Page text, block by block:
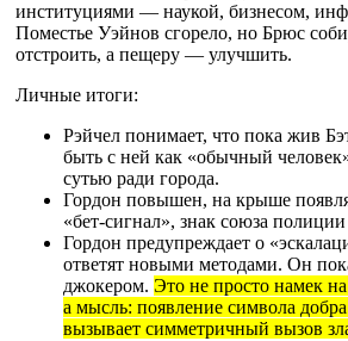
институциями — наукой, бизнесом,
Поместье Уэйнов сгорело, но Брюс
отстроить, а пещеру — улучшить.
Личные итоги:
Рэйчел понимает, что пока жив
быть с ней как «обычный
сутью ради города.
Гордон повышен, на крыше
«бет-сигнал», знак союза
Гордон предупреждает о
ответят новыми методами. Он
джокером. Это не просто намек
а мысль: появление символа
вызывает симметричный вызов